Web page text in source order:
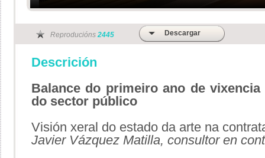
Reproducións 2445 Descargar
Descrición
Balance do primeiro ano de
do sector público
Visión xeral do estado da arte na
Javier Vázquez Matilla, consultor en